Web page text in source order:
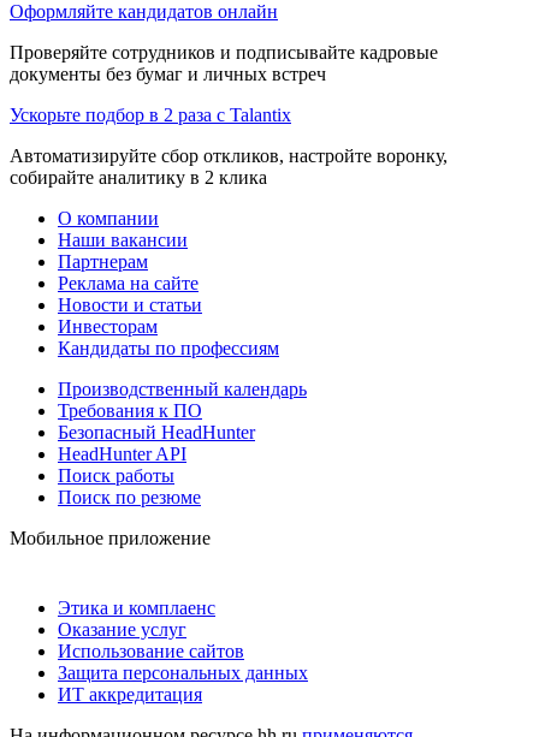
Оформляйте кандидатов онлайн
Проверяйте сотрудников и подписывайте кадровые
документы без бумаг и личных встреч
Ускорьте подбор в 2 раза с Talantix
Автоматизируйте сбор откликов, настройте воронку,
собирайте аналитику в 2 клика
О компании
Наши вакансии
Партнерам
Реклама на сайте
Новости и статьи
Инвесторам
Кандидаты по профессиям
Производственный календарь
Требования к ПО
Безопасный HeadHunter
HeadHunter API
Поиск работы
Поиск по резюме
Мобильное приложение
Этика и комплаенс
Оказание услуг
Использование сайтов
Защита персональных данных
ИТ аккредитация